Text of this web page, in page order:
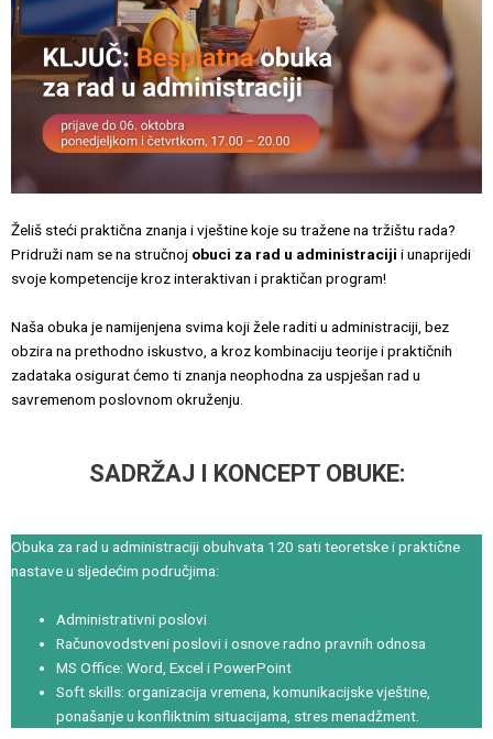
Želiš steći praktična znanja i vještine koje su tražene na tržištu rada?
Pridruži nam se na stručnoj obuci za rad u administraciji i unaprijedi
svoje kompetencije kroz interaktivan i praktičan program!
Naša obuka je namijenjena svima koji žele raditi u administraciji, bez
obzira na prethodno iskustvo, a kroz kombinaciju teorije i praktičnih
zadataka osigurat ćemo ti znanja neophodna za uspješan rad u
savremenom poslovnom okruženju.
SADRŽAJ I KONCEPT OBUKE:
Obuka za rad u administraciji obuhvata 120 sati teoretske i praktične
nastave u sljedećim područjima:
Administrativni poslovi
Računovodstveni poslovi i osnove radno pravnih odnosa
MS Office: Word, Excel i PowerPoint
Soft skills: organizacija vremena, komunikacijske vještine,
ponašanje u konfliktnim situacijama, stres menadžment.